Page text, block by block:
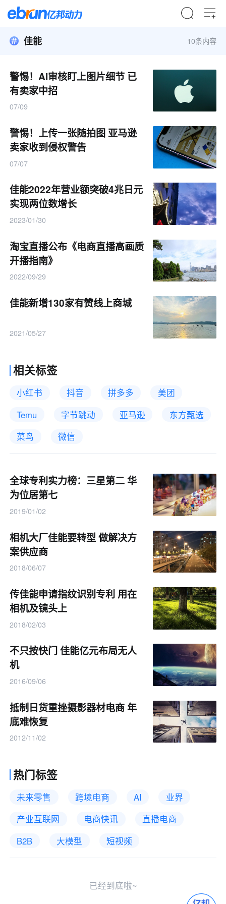
佳能 10条内容
警惕！AI审核盯上图片细节 已
有卖家中招
07/09
警惕！上传一张随拍图 亚马逊
卖家收到侵权警告
07/07
佳能2022年营业额突破4兆日元
实现两位数增长
2023/01/30
淘宝直播公布《电商直播高画质
开播指南》
2022/09/29
佳能新增130家有赞线上商城
2021/05/27
相关标签
小红书 抖音 拼多多
美团
Temu
字节跳动 亚马逊
东方甄选
菜鸟
微信
全球专利实力榜：三星第二 华
为位居第七
2019/01/02
相机大厂佳能要转型 做解决方
案供应商
2018/06/07
传佳能申请指纹识别专利 用在
相机及镜头上
2018/02/03
不只按快门 佳能亿元布局无人
机
2016/09/06
抵制日货重挫摄影器材电商 年
底难恢复
2012/11/02
热门标签
未来零售 跨境电商 AI
业界
产业互联网
电商快讯
直播电商
B2B
大模型 短视频
已经到底啦~